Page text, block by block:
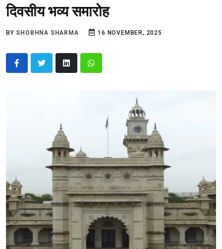
दिवसीय भव्य समारोह
BY SHOBHNA SHARMA 16 NOVEMBER, 2025